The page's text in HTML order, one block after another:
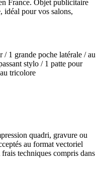
France. Objet publicitaire
idéal pour vos salons,
1 grande poche latérale / au
stylo / 1 patte pour
tricolore
quadri, gravure ou
au format vectoriel
techniques compris dans